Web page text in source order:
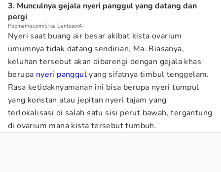
3. Munculnya gejala nyeri panggul yang datang dan
pergi
Popmama.com/Erica Santoso/AI
Nyeri saat buang air besar akibat kista ovarium
umumnya tidak datang sendirian, Ma. Biasanya,
keluhan tersebut akan dibarengi dengan gejala khas
berupa nyeri panggulyang sifatnya timbul tenggelam.
Rasa ketidaknyamanan ini bisa berupa nyeri tumpul
yang konstan atau jepitan nyeri tajam yang
terlokalisasi di salah satu sisi perut bawah, tergantung
di ovarium mana kista tersebut tumbuh.